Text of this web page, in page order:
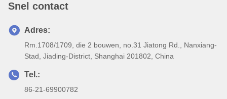
Snel contact
Adres:
Rm.1708/1709, die 2 bouwen, no.31 Jiatong Rd., Nanxiang-
Stad, Jiading-District, Shanghai 201802, China
Tel.:
86-21-69900782